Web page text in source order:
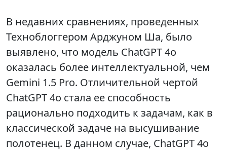
В недавних сравнениях, проведенных
Техноблоггером Арджуном Ша, было
выявлено, что модель ChatGPT 4o
оказалась более интеллектуальной, чем
Gemini 1.5 Pro. Отличительной чертой
ChatGPT 4o стала ее способность
рационально подходить к задачам, как в
классической задаче на высушивание
полотенец. В данном случае, ChatGPT 4o